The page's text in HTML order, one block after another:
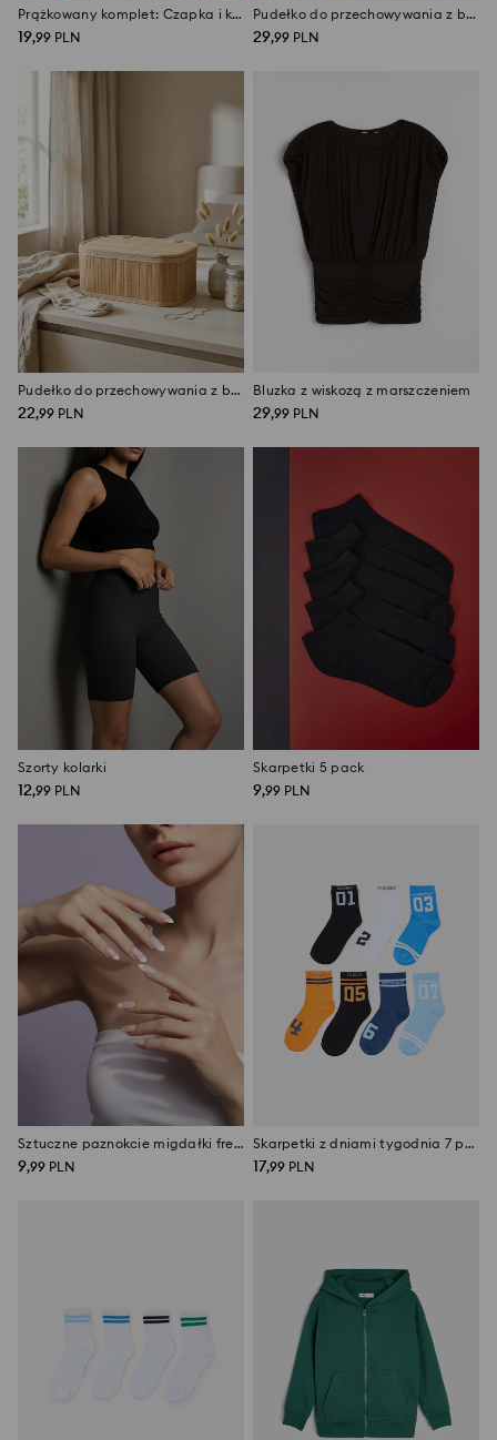
Prążkowany komplet: Czapka i komin z haftowaną kokardą
19,99 PLN
Pudełko do przechowywania z bambusowym wykończeniem
29,99 PLN
Pudełko do przechowywania z bambusowym wykończeniem
22,99 PLN
Bluzka z wiskozą z marszczeniem
29,99 PLN
Szorty kolarki
12,99 PLN
Skarpetki 5 pack
9,99 PLN
Sztuczne paznokcie migdałki french 24 pack
9,99 PLN
Skarpetki z dniami tygodnia 7 pack
17,99 PLN